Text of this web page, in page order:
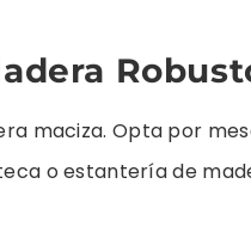
maciza. Opta por
o estantería de